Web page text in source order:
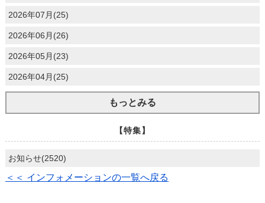
2026年07月(25)
2026年06月(26)
2026年05月(23)
2026年04月(25)
もっとみる
【特集】
お知らせ(2520)
＜＜ インフォメーションの一覧へ戻る